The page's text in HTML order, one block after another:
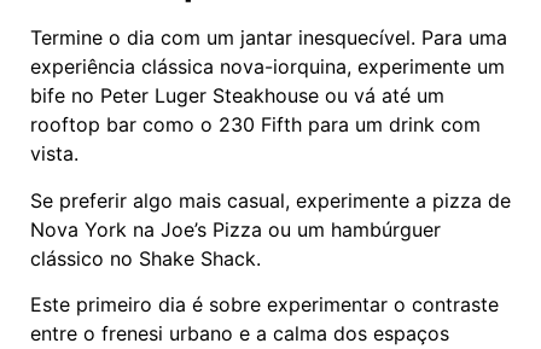
Termine o dia com um jantar inesquecível. Para uma
experiência clássica nova-iorquina, experimente um
bife no Peter Luger Steakhouse ou vá até um
rooftop bar como o 230 Fifth para um drink com
vista.
Se preferir algo mais casual, experimente a pizza de
Nova York na Joe’s Pizza ou um hambúrguer
clássico no Shake Shack.
Este primeiro dia é sobre experimentar o contraste
entre o frenesi urbano e a calma dos espaços